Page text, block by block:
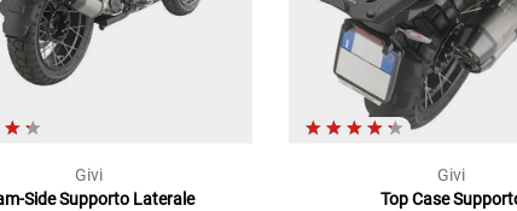
Givi
Side Supporto Laterale
Givi
Top Case